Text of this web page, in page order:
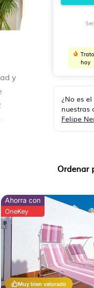
y
hoy
¿No es
nuestras
Felipe
Ordenar
Muy bien valorado
Ahorra con
OneKey